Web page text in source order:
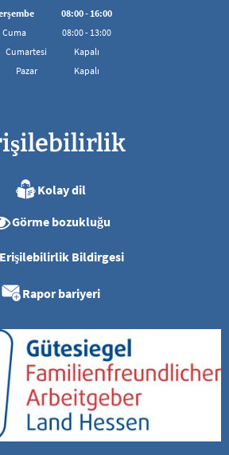
08:00'den 16:00'ya kadar
08:00- 16:00
08:00'den 16:00'ya kadar
Cuma 08:00- 13:00
08:00 - 13:00 arası
Cumartesi
Kapalı
Pazar
Kapalı
Kolay dil
Görme bozukluğu
Erişilebilirlik Bildirgesi
Rapor bariyeri